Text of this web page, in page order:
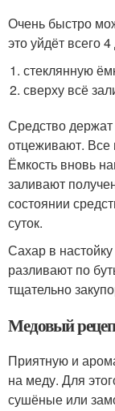
Очень быстро
это уйдёт всего
стеклянную
сверху всё
Средство держат
отцеживают.
Ёмкость вновь
заливают
состоянии
суток.
Сахар в
разливают по
тщательно
Медовый
Приятную и
на меду. Для
сушёные или